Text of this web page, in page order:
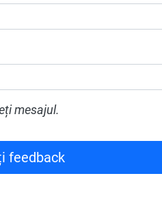
mesajul.
feedback